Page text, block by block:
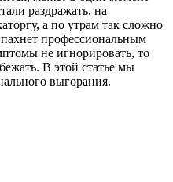
раздражать, на
а по утрам так сложно
пахнет профессиональным
не игнорировать, то
В этой статье мы
выгорания.